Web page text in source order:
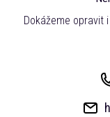
Dokážeme opravit